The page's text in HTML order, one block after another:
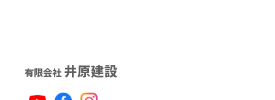
有限会社 井原建設